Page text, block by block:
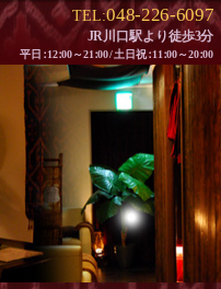
TEL:048-226-6097
JR川口駅より徒歩3分
平日：12：00～21：00/土日祝：11：00～20：00